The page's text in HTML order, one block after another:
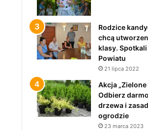
Rodzice
chcą
klasy.
Powiatu
21 lipca 2022
Akcja „Zielone
Odbierz
drzewa i
ogrodzie
23 marca 2023